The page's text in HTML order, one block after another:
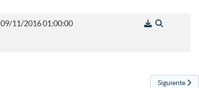
09/11/2016 01:00:00
Artículo
Siguiente